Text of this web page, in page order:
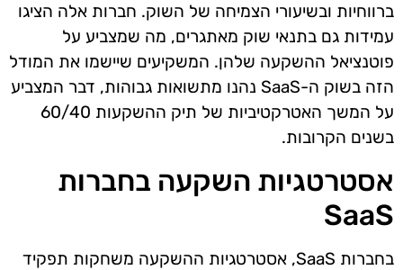
ברווחיות ובשיעורי הצמיחה של השוק. חברות אלה הציגו
עמידות גם בתנאי שוק מאתגרים, מה שמצביע על
פוטנציאל ההשקעה שלהן. המשקיעים שיישמו את המודל
הזה בשוק ה-SaaS נהנו מתשואות גבוהות, דבר המצביע
על המשך האטרקטיביות של תיק ההשקעות 60/40
בשנים הקרובות.
אסטרטגיות השקעה בחברות
SaaS
בחברות SaaS, אסטרטגיות ההשקעה משחקות תפקיד